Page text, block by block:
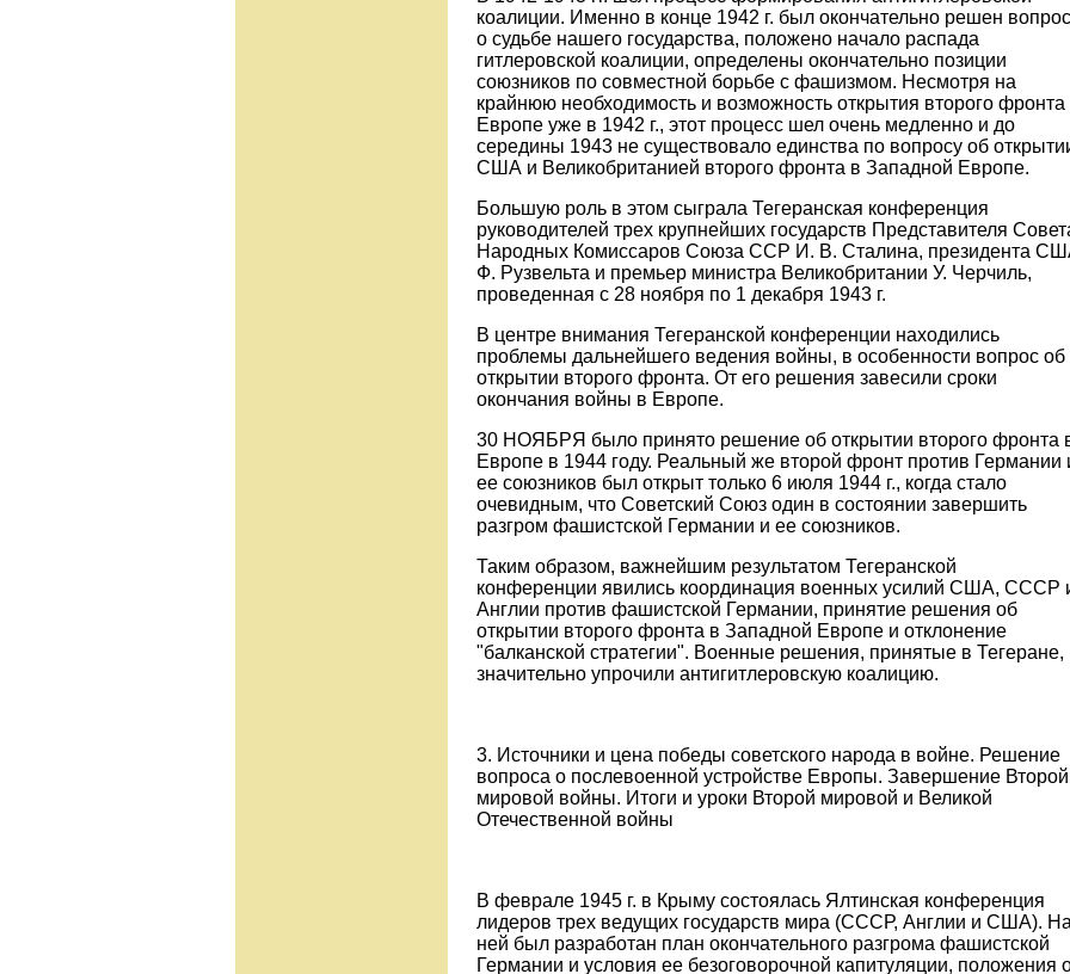
коалиции. Именно в конце 1942 г. был окончательно решен вопрос
о судьбе нашего государства, положено начало распада
гитлеровской коалиции, определены окончательно позиции
союзников по совместной борьбе с фашизмом. Несмотря на
крайнюю необходимость и возможность открытия второго фронта
Европе уже в 1942 г., этот процесс шел очень медленно и до
середины 1943 не существовало единства по вопросу об
США и Великобританией второго фронта в Западной Европе.
Большую роль в этом сыграла Тегеранская конференция
руководителей трех крупнейших государств Представителя
Народных Комиссаров Союза ССР И. В. Сталина, президента
Ф. Рузвельта и премьер министра Великобритании У. Черчиль,
проведенная с 28 ноября по 1 декабря 1943 г.
В центре внимания Тегеранской конференции находились
проблемы дальнейшего ведения войны, в особенности вопрос об
открытии второго фронта. От его решения завесили сроки
окончания войны в Европе.
30 НОЯБРЯ было принято решение об открытии второго фронта
Европе в 1944 году. Реальный же второй фронт против Германии
ее союзников был открыт только 6 июля 1944 г., когда стало
очевидным, что Советский Союз один в состоянии завершить
разгром фашистской Германии и ее союзников.
Таким образом, важнейшим результатом Тегеранской
конференции явились координация военных усилий США, СССР
Англии против фашистской Германии, принятие решения об
открытии второго фронта в Западной Европе и отклонение
"балканской стратегии". Военные решения, принятые в Тегеране,
значительно упрочили антигитлеровскую коалицию.
3. Источники и цена победы советского народа в войне. Решение
вопроса о послевоенной устройстве Европы. Завершение Второй
мировой войны. Итоги и уроки Второй мировой и Великой
Отечественной войны
В феврале 1945 г. в Крыму состоялась Ялтинская конференция
лидеров трех ведущих государств мира (СССР, Англии и США).
ней был разработан план окончательного разгрома фашистской
Германии и условия ее безоговорочной капитуляции, положения